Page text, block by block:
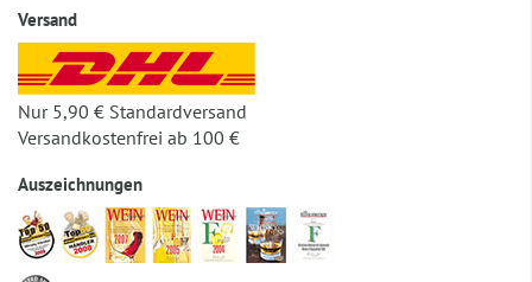
Versand
Nur 5,90 € Standardversand
Versandkostenfrei ab 100 €
Auszeichnungen